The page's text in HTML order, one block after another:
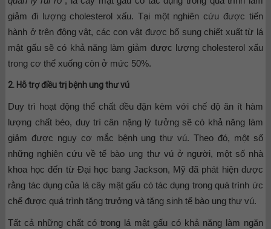
giảm đi lượng cholesterol xấu. Tại một nghiên cứu được tiến
hành ở trên động vật, các con vật được bổ sung chiết xuất từ lá
mật gấu sẽ có khả năng làm giảm được lượng cholesterol xấu
trong cơ thể xuống còn ở mức 50%.
2. Hỗ trợ điều trị bệnh ung thư vú
Duy trì hoạt động thể chất đều đặn kèm với chế độ ăn ít hàm
lượng chất béo, duy trì cân nặng lý tưởng sẽ có khả năng làm
giảm được nguy cơ mắc bệnh ung thư vú. Theo đó, một số
những nghiên cứu về tế bào ung thư vú ở người, một số nhà
khoa học đến từ Đại học bang Jackson, Mỹ đã phát hiện được
rằng tác dụng của lá cây mật gấu có tác dụng trong quá trình ức
chế được quá trình tăng trưởng và tăng sinh tế bào ung thư vú.
Tất cả những chất có trong lá mật gấu có khả năng làm ngăn